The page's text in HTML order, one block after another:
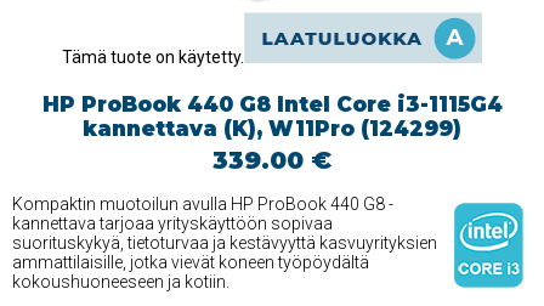
Tämä tuote on käytetty.
HP ProBook 440 G8 Intel Core i3-1115G4
kannettava (K), W11Pro (124299)
339.00 €
Kompaktin muotoilun avulla HP ProBook 440 G8 -
kannettava tarjoaa yrityskäyttöön sopivaa
suorituskykyä, tietoturvaa ja kestävyyttä kasvuyrityksien
ammattilaisille, jotka vievät koneen työpöydältä
kokoushuoneeseen ja kotiin.